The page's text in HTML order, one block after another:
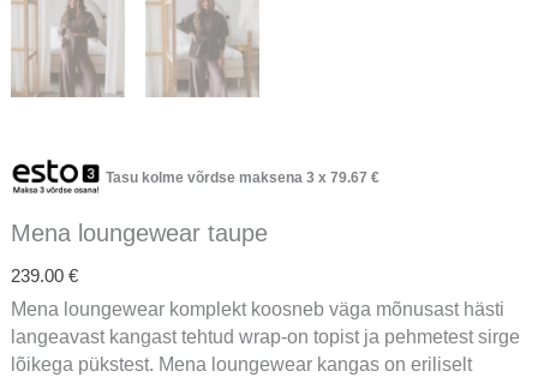
Tasu kolme võrdse maksena 3 x 79.67 €
Mena loungewear taupe
239.00 €
Mena loungewear komplekt koosneb väga mõnusast hästi
langeavast kangast tehtud wrap-on topist ja pehmetest sirge
lõikega pükstest. Mena loungewear kangas on eriliselt